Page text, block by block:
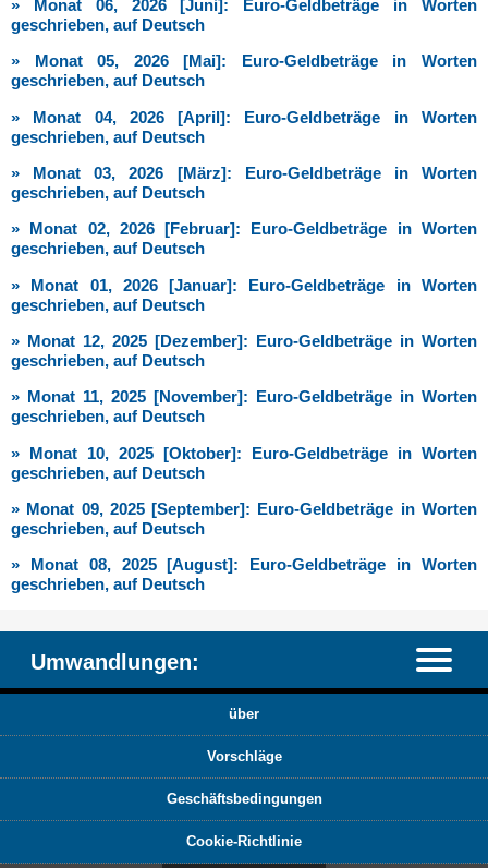
» Monat 06, 2026 [Juni]: Euro-Geldbeträge in Worten
geschrieben, auf Deutsch
» Monat 05, 2026 [Mai]: Euro-Geldbeträge in Worten
geschrieben, auf Deutsch
» Monat 04, 2026 [April]: Euro-Geldbeträge in Worten
geschrieben, auf Deutsch
» Monat 03, 2026 [März]: Euro-Geldbeträge in Worten
geschrieben, auf Deutsch
» Monat 02, 2026 [Februar]: Euro-Geldbeträge in Worten
geschrieben, auf Deutsch
» Monat 01, 2026 [Januar]: Euro-Geldbeträge in Worten
geschrieben, auf Deutsch
» Monat 12, 2025 [Dezember]: Euro-Geldbeträge in Worten
geschrieben, auf Deutsch
» Monat 11, 2025 [November]: Euro-Geldbeträge in Worten
geschrieben, auf Deutsch
» Monat 10, 2025 [Oktober]: Euro-Geldbeträge in Worten
geschrieben, auf Deutsch
» Monat 09, 2025 [September]: Euro-Geldbeträge in Worten
geschrieben, auf Deutsch
» Monat 08, 2025 [August]: Euro-Geldbeträge in Worten
geschrieben, auf Deutsch
Umwandlungen:
über
Vorschläge
Geschäftsbedingungen
Cookie-Richtlinie